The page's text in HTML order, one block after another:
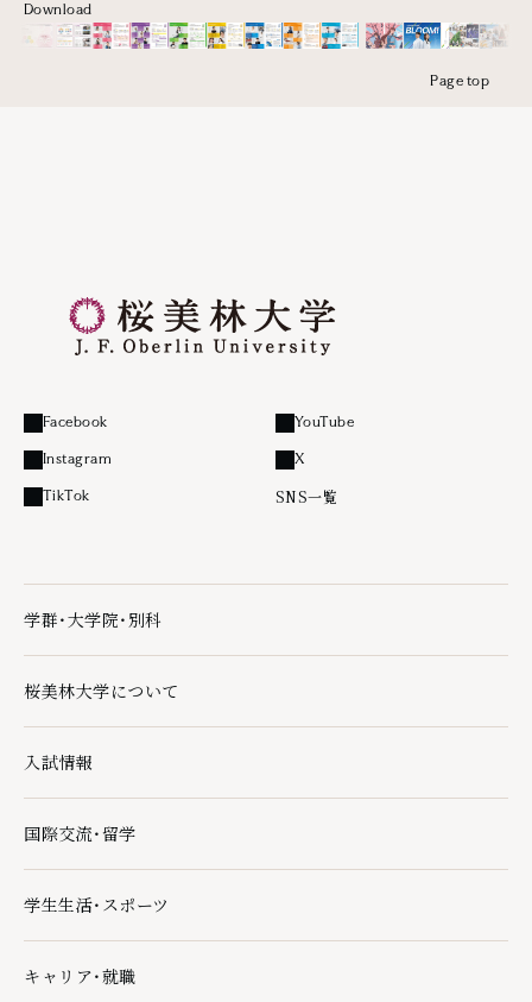
Download
Page top
Facebook
外部リンク
YouTube
外部リンク
Instagram
外部リンク
X
外部リンク
TikTok
外部リンク SNS一覧
学群・大学院・別科
学群・大学院・別科の下層ページ一覧を開く
桜美林大学について
桜美林大学についての下層ページ一覧を開く
入試情報
入試情報の下層ページ一覧を開く
国際交流・留学
国際交流・留学の下層ページ一覧を開く
学生生活・スポーツ
学生生活・スポーツの下層ページ一覧を開く
キャリア・就職
キャリア・就職の下層ページ一覧を開く